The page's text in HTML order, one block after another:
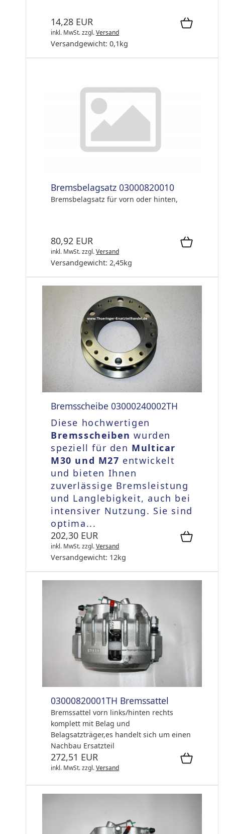
14,28 EUR
inkl. MwSt.zzgl.Versand
Versandgewicht: 0,1 kg
Bremsbelagsatz 03000820010
Bremsbelagsatz für vorn oder hinten,
80,92 EUR
inkl. MwSt.zzgl.Versand
Versandgewicht: 2,45kg
Bremsscheibe 03000240002TH
Diese hochwertigen
Bremsscheiben wurden
speziell für den Multicar
M30 und M27 entwickelt
und bieten Ihnen
zuverlässige Bremsleistung
und Langlebigkeit, auch bei
intensiver Nutzung. Sie sind
optima...
202,30 EUR
inkl. MwSt.zzgl.Versand
Versandgewicht: 12kg
03000820001TH Bremssattel
Bremssattel vorn links/hinten rechts
komplett mit Belag und
Belagsatzträger,es handelt sich um einen
Nachbau Ersatzteil
272,51 EUR
inkl. MwSt.zzgl.Versand